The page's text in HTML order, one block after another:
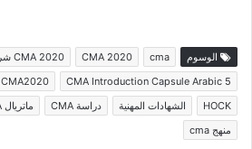
الوسوم cma
CMA 2020
CMA 2020 شرح سامح الليثي النظام الجديد
CMA Introduction Capsule Arabic 5
CMA2020
HOCK
الشهادات المهنية دراسة CMA ماتريال CMA
منهج cma